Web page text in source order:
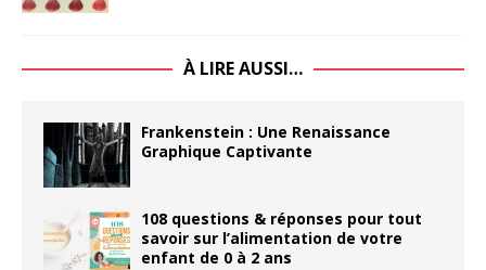
À LIRE AUSSI…
Frankenstein : Une Renaissance
Graphique Captivante
108 questions & réponses pour tout
savoir sur l’alimentation de votre
enfant de 0 à 2 ans